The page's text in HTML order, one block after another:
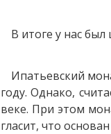
В итоге у нас
Ипатьевский
году. Однако,
веке. При этом
гласит, что